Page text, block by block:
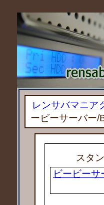
レンサバマニア
ービーサーバー/
スタ
ビービー